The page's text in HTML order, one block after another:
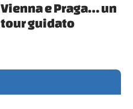
Vienna e Praga… un
tour guidato